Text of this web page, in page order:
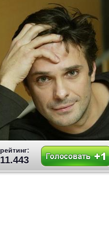
рейтинг:
11.443